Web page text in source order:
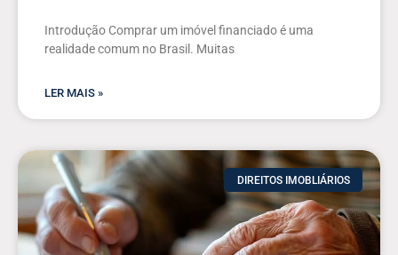
Introdução Comprar um imóvel financiado é uma
realidade comum no Brasil. Muitas
LER MAIS »
DIREITOS IMOBLIÁRIOS